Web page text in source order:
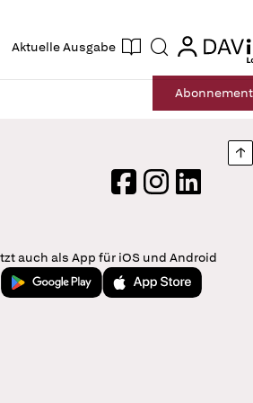
Aktuelle Ausgabe Suche login
login
Abonnement
FacebookInstagram
LinkedIn
auch als App für iOS und Android
Jetzt bei Google PlayLaden im App Store